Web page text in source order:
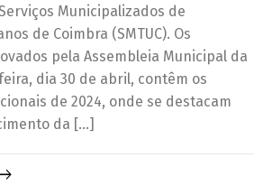
Municipalizados de
de Coimbra (SMTUC). Os
pela Assembleia Municipal da
dia 30 de abril, contêm os
de 2024, onde se destacam
da […]